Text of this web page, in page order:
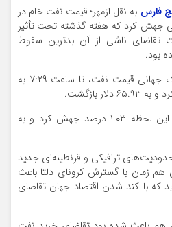
فارس به نقل ازمهر؛ قیمت نفت خام در
جهش کرد که هفته گذشته تحت تأثیر
تقاضای ناشی از آن بدترین سقوط
قیمت نفت خام برنت، بنچ‌مارک جهانی قیمت نفت، تا ساعت ۷:۲۹ به
قیمت نفت خام آمریکا هم تا این لحظه ۱.۰۳ درصد جهش کرد و به
ترافیکی و قرنطینه‌ای جدید
هم زمان با گسترش کرونای دلتا باعث
که با کند شدن اقتصاد جهان تقاضای